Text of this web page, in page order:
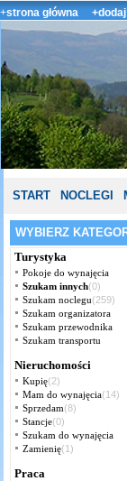
+strona główna
START NOCLEGI
WYBIERZ
Turystyka
Pokoje do wynajęcia
Szukam innych(0)
Szukam noclegu(259)
Szukam organizatora
Szukam przewodnika
Szukam transportu
Nieruchomości
Kupię(2)
Mam do wynajęcia(14)
Sprzedam(8)
Stancje(0)
Szukam do wynajęcia
Zamienię(1)
Praca